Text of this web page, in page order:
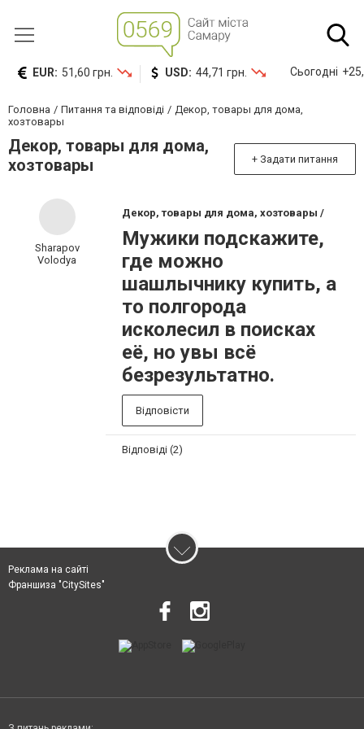
EUR: 51,60 грн. USD: 44,71 грн. Сьогодні
Головна Питання та відповіді
Декор, товары для дома,
хозтовары
Декор, товары для дома,
хозтовары
+ Задати питання
Sharapov
Volodya
Декор, товары для дома, хозтовары /
Мужики подскажите,
где можно
шашлычнику купить, а
то полгорода
исколесил в поисках
её, но увы всё
безрезультатно.
Відповісти
Відповіді (2)
Реклама на сайті
Франшиза "CitySites"